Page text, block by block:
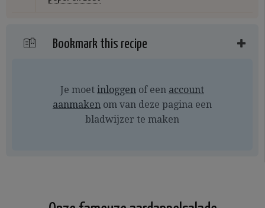
Bookmark this recipe
Je moet inloggen of een account
aanmaken om van deze pagina een
bladwijzer te maken